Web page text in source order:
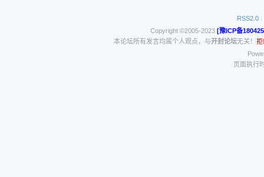
RSS2.0 |
Copyright ©2005-2023 [豫ICP备
本论坛所有发言均属个人观点，与开封论坛无关！ 拒
页面执行